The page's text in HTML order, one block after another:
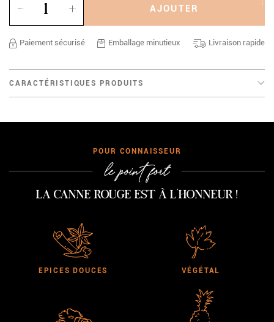
AJOUTER
Paiement sécurisé Emballage minutieux Livraison rapide
CARACTÉRISTIQUES PRODUITS
le point fort
La canne rouge est à l'honneur !
CONNAISSEUR
EPICES DOUCES VÉGÉTAL